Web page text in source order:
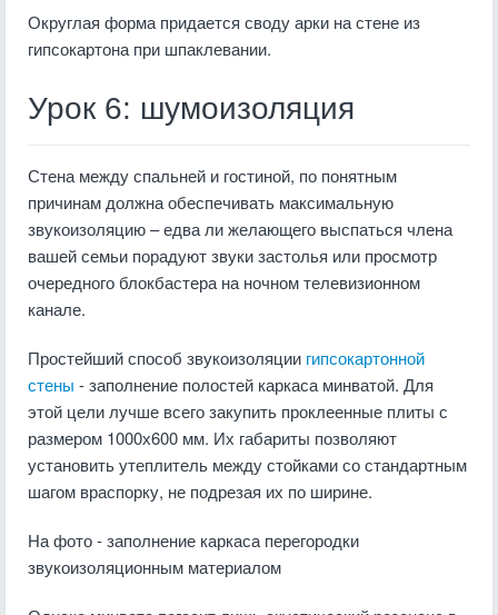
Округлая форма придается своду арки на стене из
гипсокартона при шпаклевании.
Урок 6: шумоизоляция
Стена между спальней и гостиной, по понятным
причинам должна обеспечивать максимальную
звукоизоляцию – едва ли желающего выспаться члена
вашей семьи порадуют звуки застолья или просмотр
очередного блокбастера на ночном телевизионном
канале.
Простейший способ звукоизоляции гипсокартонной
стены - заполнение полостей каркаса минватой. Для
этой цели лучше всего закупить проклеенные плиты с
размером 1000х600 мм. Их габариты позволяют
установить утеплитель между стойками со стандартным
шагом враспорку, не подрезая их по ширине.
На фото - заполнение каркаса перегородки
звукоизоляционным материалом